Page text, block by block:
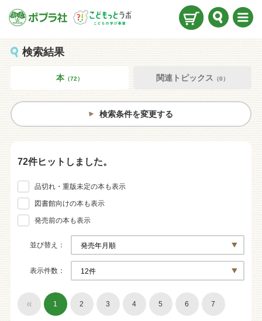
検索結果
本（72） 関連トピックス （0）
検索条件を変更する
72件ヒットしました。
品切れ・重版未定の本も表示
図書館向けの本も表示
発売前の本も表示
並び替え
表示件数
« 1 2 3 4 5 6 7